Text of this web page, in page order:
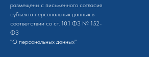
размещены с письменного согла­сия
субъекта персона­льных данных в
соотв­етствии со ст. 10.1 ФЗ № 152-
ФЗ
"О персона­льных данных"